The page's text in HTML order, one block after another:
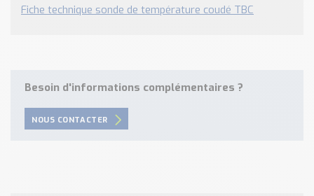
Fiche technique sonde de température coudé TBC
Besoin d'informations complémentaires ?
NOUS CONTACTER